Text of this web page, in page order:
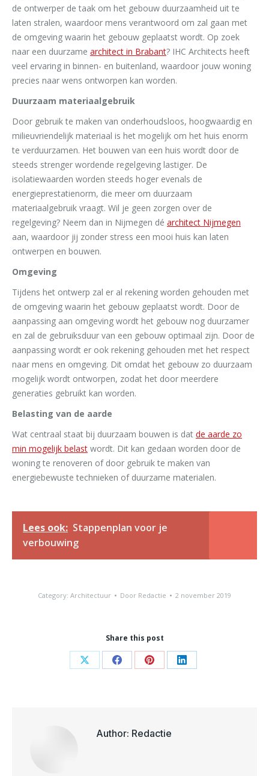
de ontwerper de taak om het gebouw duurzaamheid uit te
laten stralen, waardoor mens verantwoord om zal gaan met
de omgeving waarin het gebouw geplaatst wordt. Op zoek
naar een duurzame architect in Brabant? IHC Architects heeft
veel ervaring in binnen- en buitenland, waardoor jouw woning
precies naar wens ontworpen kan worden.
Duurzaam materiaalgebruik
Door gebruik te maken van onderhoudsloos, hoogwaardig en
milieuvriendelijk materiaal is het mogelijk om het huis enorm
te verduurzamen. Het bouwen van een huis wordt door de
steeds strenger wordende regelgeving lastiger. De
isolatiewaarden worden steeds hoger evenals de
energieprestatienorm, die meer om duurzaam
materiaalgebruik vraagt. Wil je geen zorgen over de
regelgeving? Neem dan in Nijmegen dé architect Nijmegen
aan, waardoor jij zonder stress een mooi huis kan laten
ontwerpen en bouwen.
Omgeving
Tijdens het ontwerp zal er al rekening worden gehouden met
de omgeving waarin het gebouw geplaatst wordt. Door de
aanpassing aan omgeving wordt het gebouw nog duurzamer
en zal de gebruiksduur van een gebouw optimaal zijn. Door de
aanpassing wordt er ook rekening gehouden met het respect
naar mens en omgeving. Dit omdat het gebouw zo duurzaam
mogelijk wordt ontworpen, zodat het door meerdere
generaties gebruikt kan worden.
Belasting van de aarde
Wat centraal staat bij duurzaam bouwen is dat de aarde zo
min mogelijk belast wordt. Dit kan gedaan worden door de
woning te renoveren of door gebruik te maken van
energiebewuste technieken of duurzame materialen.
Lees ook: Stappenplan voor je
verbouwing
Category: Architectuur Door Redactie 2 november 2019
Share this post
Share Share Share Share
Author: Redactie